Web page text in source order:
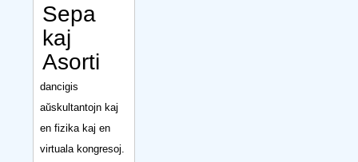
Sepa
kaj
Asorti
dancigis
aŭskultantojn kaj
en fizika kaj en
virtuala kongresoj.